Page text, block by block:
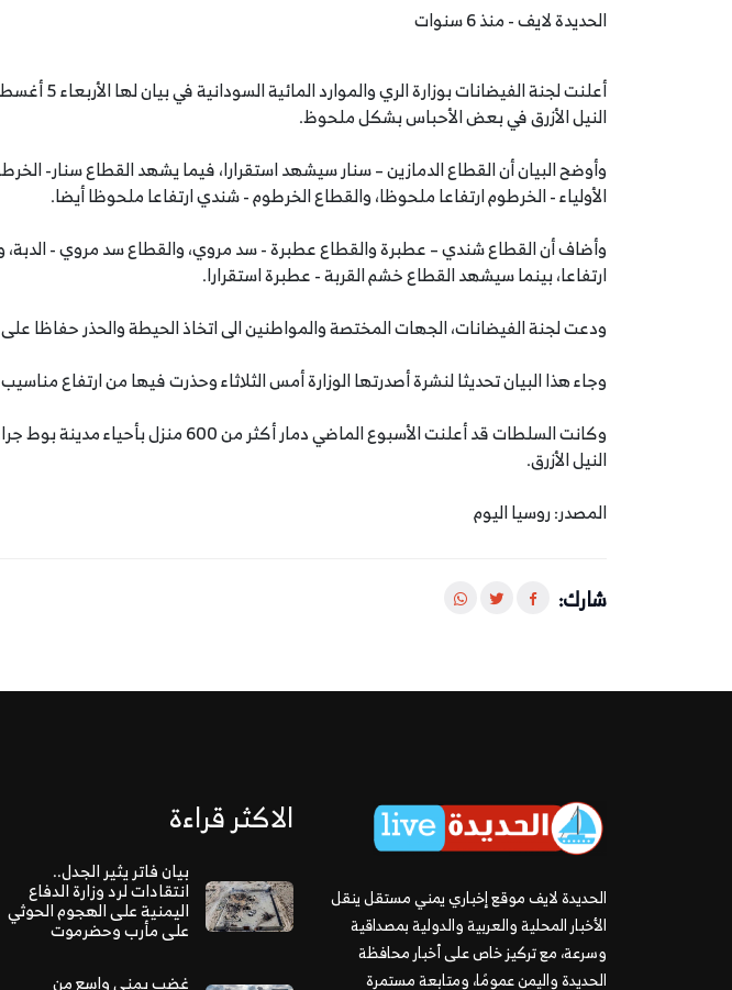
الحديدة لايف - منذ 6 سنوات
النيل الأزرق في بعض الأحباس بشكل ملحوظ.
وأوضح البيان أن القطاع الدمازين – سنار سيشهد استقرارا، فيما يشهد القطاع سنار-
الأولياء - الخرطوم ارتفاعا ملحوظا، والقطاع الخرطوم - شندي ارتفاعا ملحوظا أيضا.
وأضاف أن القطاع شندي – عطبرة والقطاع عطبرة - سد مروي، والقطاع سد مروي - الدبة،
ارتفاعا، بينما سيشهد القطاع خشم القربة - عطبرة استقرارا.
ودعت لجنة الفيضانات، الجهات المختصة والمواطنين الى اتخاذ الحيطة والحذر حفاظا
وجاء هذا البيان تحديثا لنشرة أصدرتها الوزارة أمس الثلاثاء وحذرت فيها من ارتفاع
وكانت السلطات قد أعلنت الأسبوع الماضي دمار أكثر
النيل الأزرق.
المصدر: روسيا اليوم
شارك:
الحديدة لايف موقع إخباري يمني مستقل ينقل
الأخبار المحلية والعربية والدولية بمصداقية
وسرعة، مع تركيز خاص على أخبار محافظة
الحديدة واليمن عمومًا، ومتابعة مستمرة
الاكثر قراءة
بيان فاتر يثير الجدل..
انتقادات لرد وزارة الدفاع
اليمنية على الهجوم الحوثي
على مأرب وحضرموت
غضب يمني واسع من